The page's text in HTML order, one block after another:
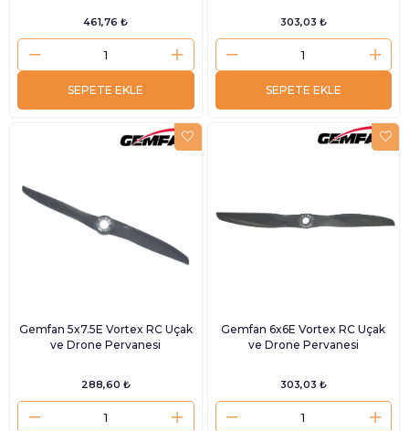
461,76 ₺
SEPETE EKLE
303,03 ₺
SEPETE EKLE
Gemfan 5x7.5E Vortex RC Uçak
ve Drone Pervanesi
288,60 ₺
Gemfan 6x6E Vortex RC Uçak
ve Drone Pervanesi
303,03 ₺